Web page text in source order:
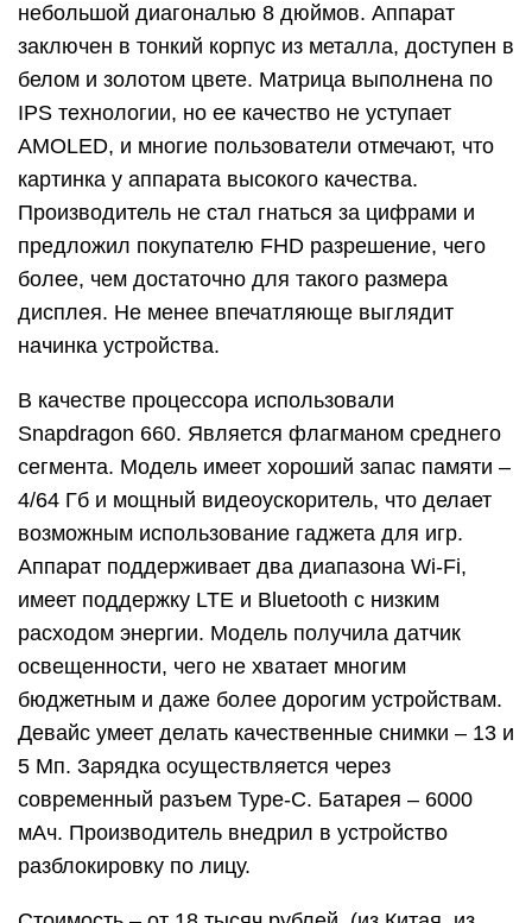
небольшой диагональю 8 дюймов. Аппарат
заключен в тонкий корпус из металла, доступен в
белом и золотом цвете. Матрица выполнена по
IPS технологии, но ее качество не уступает
AMOLED, и многие пользователи отмечают, что
картинка у аппарата высокого качества.
Производитель не стал гнаться за цифрами и
предложил покупателю FHD разрешение, чего
более, чем достаточно для такого размера
дисплея. Не менее впечатляюще выглядит
начинка устройства.
В качестве процессора использовали
Snapdragon 660. Является флагманом среднего
сегмента. Модель имеет хороший запас памяти –
4/64 Гб и мощный видеоускоритель, что делает
возможным использование гаджета для игр.
Аппарат поддерживает два диапазона Wi-Fi,
имеет поддержку LTE и Bluetooth с низким
расходом энергии. Модель получила датчик
освещенности, чего не хватает многим
бюджетным и даже более дорогим устройствам.
Девайс умеет делать качественные снимки – 13 и
5 Мп. Зарядка осуществляется через
современный разъем Type-C. Батарея – 6000
мАч. Производитель внедрил в устройство
разблокировку по лицу.